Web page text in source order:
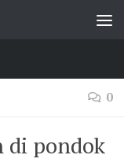
0
di pondok